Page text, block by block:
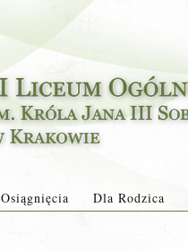
Osiągnięcia Dla Rodzica